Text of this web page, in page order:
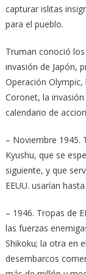
capturar islitas
para el pueblo.
Truman conoció
invasión de Japón,
Operación Olympic,
Coronet, la
calendario de
– Noviembre 1945.
Kyushu, que se
siguiente, y que
EEUU. usarían
– 1946. Tropas de
las fuerzas
Shikoku; la otra en
desembarcos